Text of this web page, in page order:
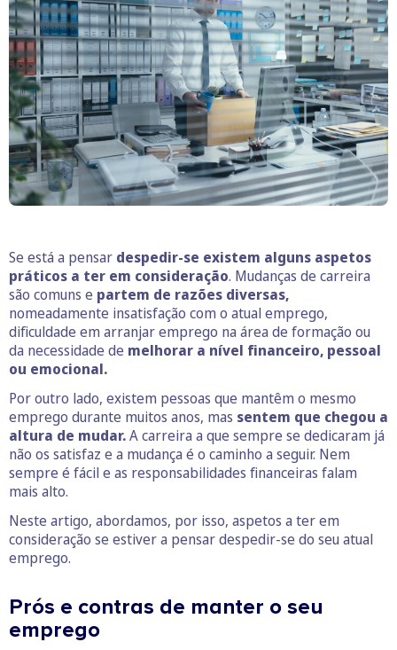
Se está a pensar despedir-se existem alguns aspetos
práticos a ter em consideração. Mudanças de carreira
são comuns e partem de razões diversas,
nomeadamente insatisfação com o atual emprego,
dificuldade em arranjar emprego na área de formação ou
da necessidade de melhorar a nível financeiro, pessoal
ou emocional.
Por outro lado, existem pessoas que mantêm o mesmo
emprego durante muitos anos, mas sentem que chegou a
altura de mudar.A carreira a que sempre se dedicaram já
não os satisfaz e a mudança é o caminho a seguir. Nem
sempre é fácil e as responsabilidades financeiras falam
mais alto.
Neste artigo, abordamos, por isso, aspetos a ter em
consideração se estiver a pensar despedir-se do seu atual
emprego.
Prós e contras de manter o seu
emprego